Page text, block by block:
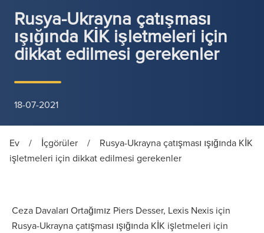
Rusya-Ukrayna çatışması
ışığında KİK işletmeleri için
dikkat edilmesi gerekenler
18-07-2021
Ev / İçgörüler /
Rusya-Ukrayna çatışması ışığında KİK
işletmeleri için dikkat edilmesi gerekenler
Ceza Davaları Ortağımız Piers Desser, Lexis Nexis için
Rusya-Ukrayna çatışması ışığında KİK işletmeleri için